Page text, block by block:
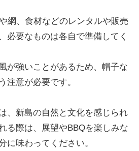
網、食材などのレンタルや販売
必要なものは各自で準備してく
が強いことがあるため、帽子な
注意が必要です。
、新島の自然と文化を感じられ
る際は、展望やBBQを楽しみな
に味わってください。